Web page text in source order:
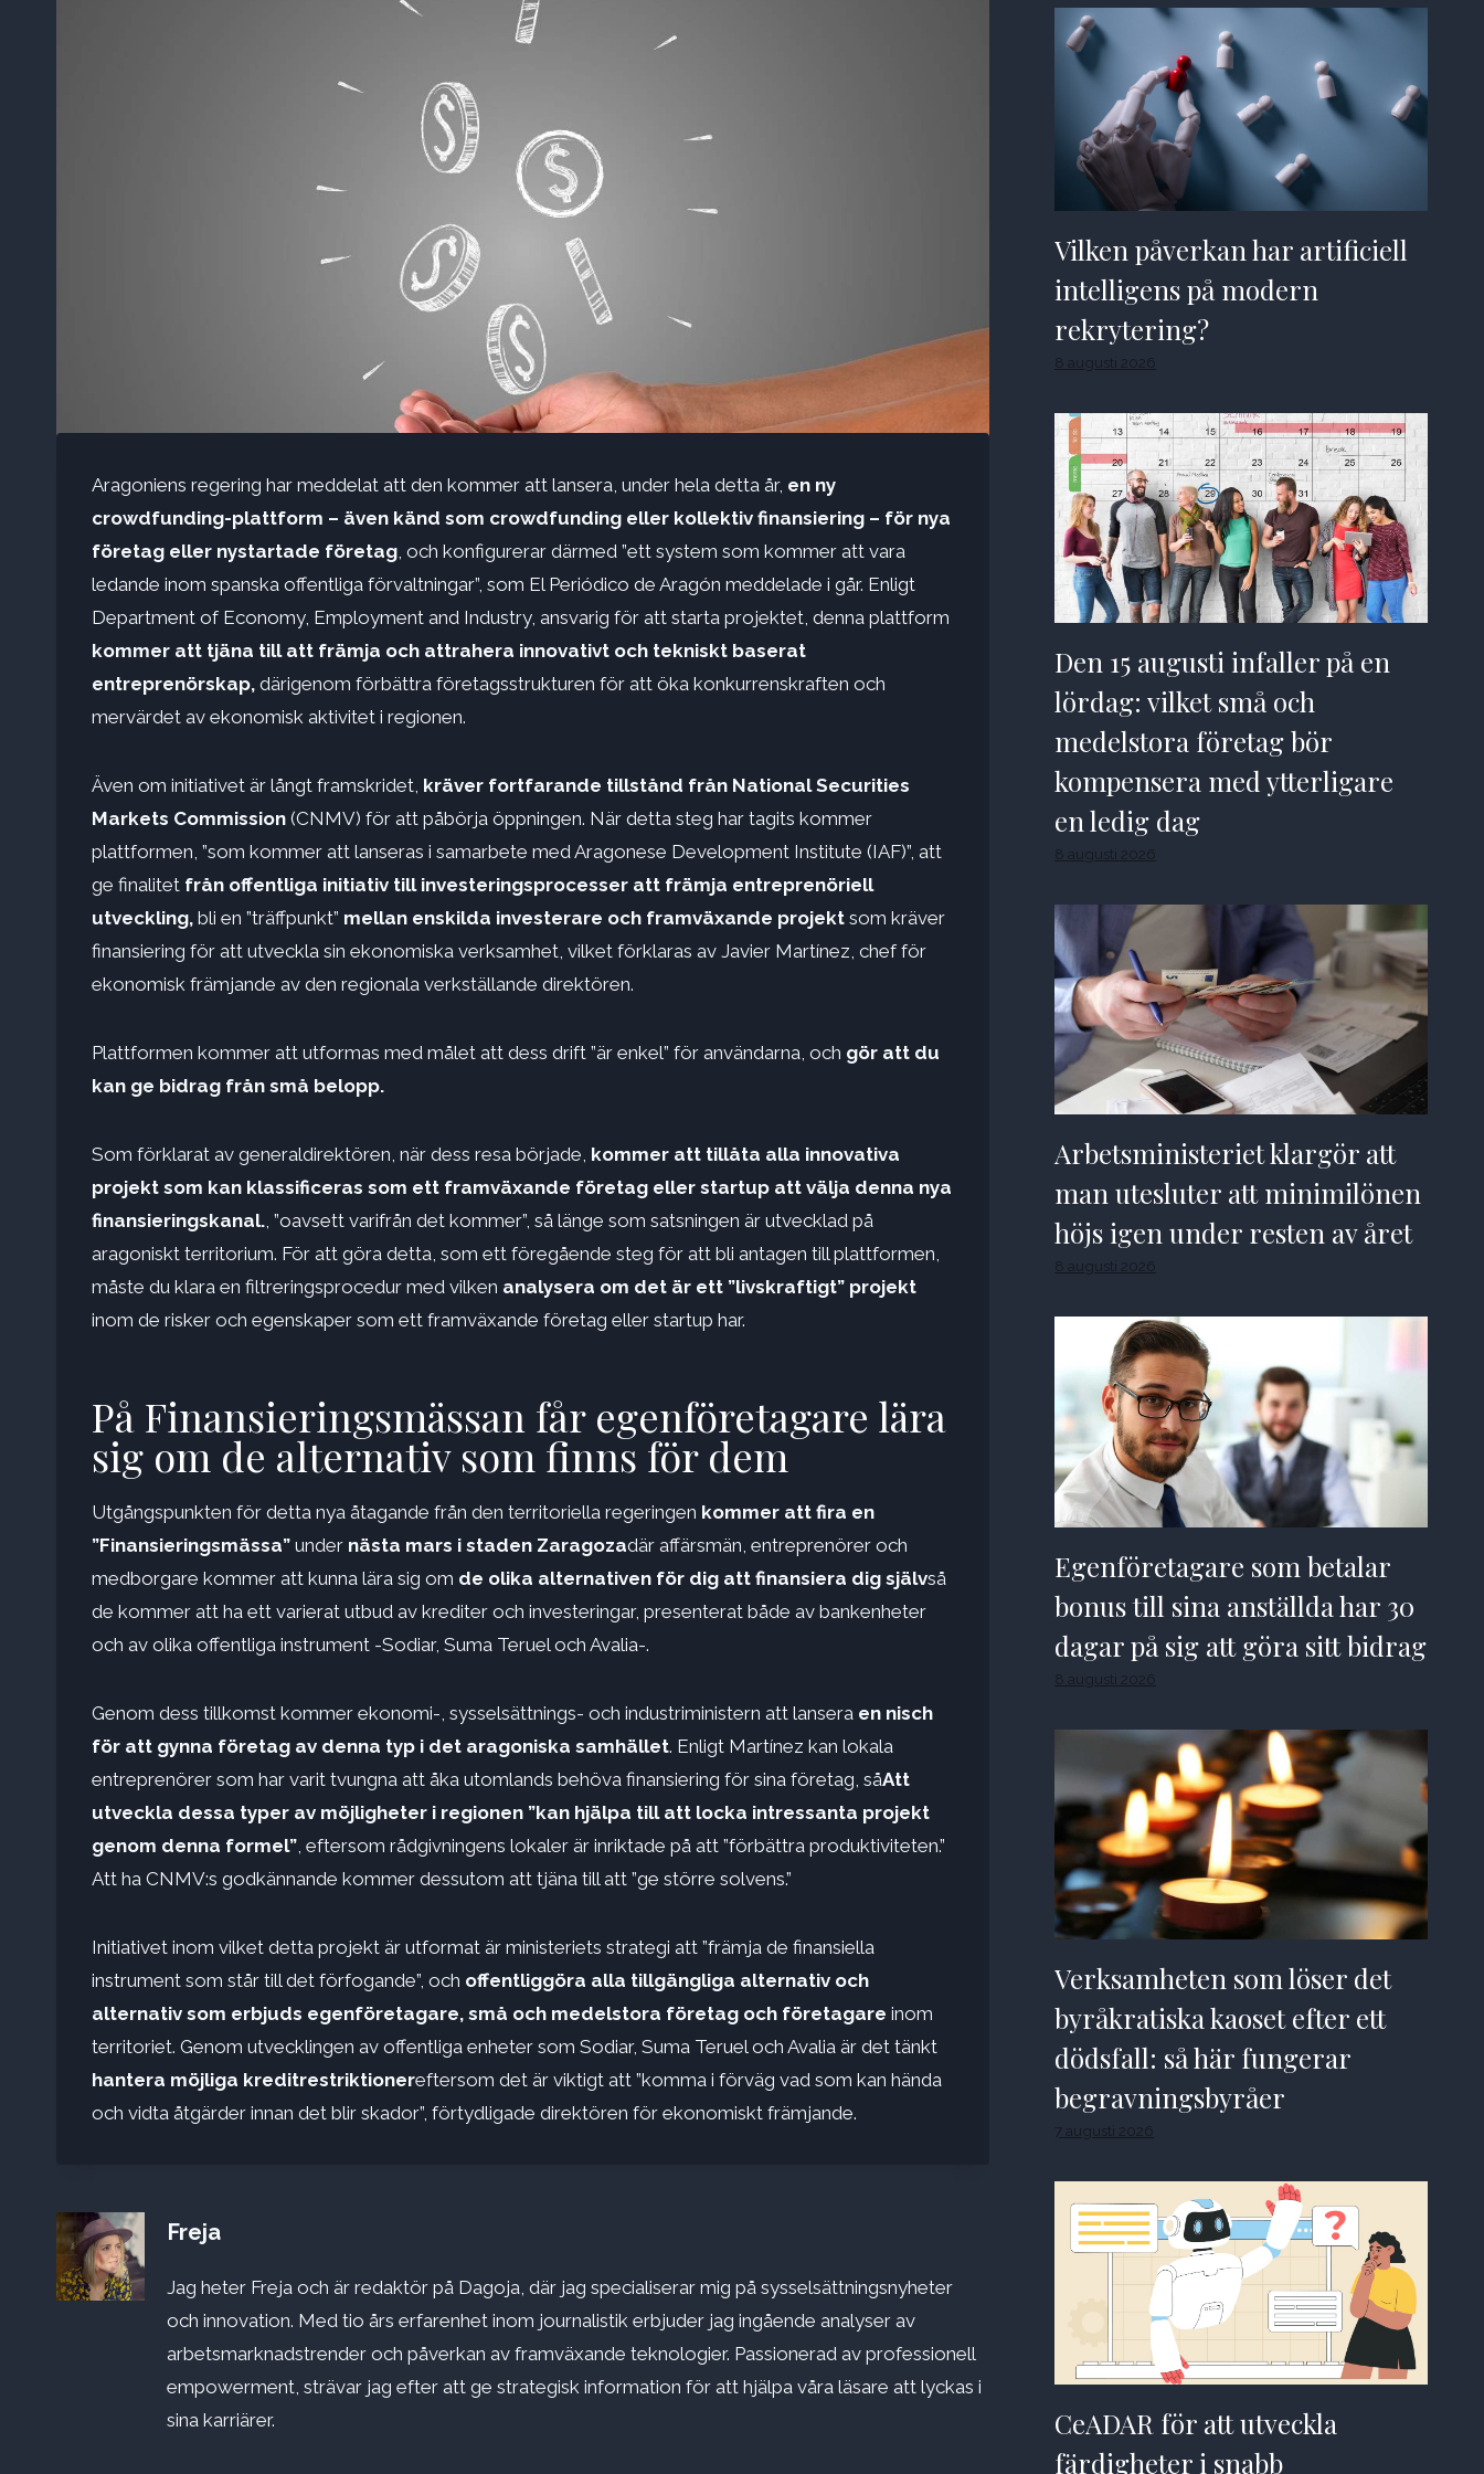
Aragoniens regering har meddelat att den kommer att lansera, under hela detta år, en ny
crowdfunding-plattform – även känd som crowdfunding eller kollektiv finansiering – för nya
företag eller nystartade företag, och konfigurerar därmed ”ett system som kommer att vara
ledande inom spanska offentliga förvaltningar”, som El Periódico de Aragón meddelade i går. Enligt
Department of Economy, Employment and Industry, ansvarig för att starta projektet, denna plattform
kommer att tjäna till att främja och attrahera innovativt och tekniskt baserat
entreprenörskap, därigenom förbättra företagsstrukturen för att öka konkurrenskraften och
mervärdet av ekonomisk aktivitet i regionen.
Även om initiativet är långt framskridet, kräver fortfarande tillstånd från National Securities
Markets Commission (CNMV) för att påbörja öppningen. När detta steg har tagits kommer
plattformen, ”som kommer att lanseras i samarbete med Aragonese Development Institute (IAF)”, att
ge finalitet från offentliga initiativ till investeringsprocesser att främja entreprenöriell
utveckling, bli en ”träffpunkt” mellan enskilda investerare och framväxande projekt som kräver
finansiering för att utveckla sin ekonomiska verksamhet, vilket förklaras av Javier Martínez, chef för
ekonomisk främjande av den regionala verkställande direktören.
Plattformen kommer att utformas med målet att dess drift ”är enkel” för användarna, och gör att du
kan ge bidrag från små belopp.
Som förklarat av generaldirektören, när dess resa började, kommer att tillåta alla innovativa
projekt som kan klassificeras som ett framväxande företag eller startup att välja denna nya
finansieringskanal., ”oavsett varifrån det kommer”, så länge som satsningen är utvecklad på
aragoniskt territorium. För att göra detta, som ett föregående steg för att bli antagen till plattformen,
måste du klara en filtreringsprocedur med vilken analysera om det är ett ”livskraftigt” projekt
inom de risker och egenskaper som ett framväxande företag eller startup har.
På Finansieringsmässan får egenföretagare lära
sig om de alternativ som finns för dem
Utgångspunkten för detta nya åtagande från den territoriella regeringen kommer att fira en
”Finansieringsmässa” under nästa mars i staden Zaragozadär affärsmän, entreprenörer och
medborgare kommer att kunna lära sig om de olika alternativen för dig att finansiera dig självså
de kommer att ha ett varierat utbud av krediter och investeringar, presenterat både av bankenheter
och av olika offentliga instrument -Sodiar, Suma Teruel och Avalia-.
Genom dess tillkomst kommer ekonomi-, sysselsättnings- och industriministern att lansera en nisch
för att gynna företag av denna typ i det aragoniska samhället. Enligt Martínez kan lokala
entreprenörer som har varit tvungna att åka utomlands behöva finansiering för sina företag, såAtt
utveckla dessa typer av möjligheter i regionen ”kan hjälpa till att locka intressanta projekt
genom denna formel”, eftersom rådgivningens lokaler är inriktade på att ”förbättra produktiviteten.”
Att ha CNMV:s godkännande kommer dessutom att tjäna till att ”ge större solvens.”
Initiativet inom vilket detta projekt är utformat är ministeriets strategi att ”främja de finansiella
instrument som står till det förfogande”, och offentliggöra alla tillgängliga alternativ och
alternativ som erbjuds egenföretagare, små och medelstora företag och företagare inom
territoriet. Genom utvecklingen av offentliga enheter som Sodiar, Suma Teruel och Avalia är det tänkt
hantera möjliga kreditrestriktionereftersom det är viktigt att ”komma i förväg vad som kan hända
och vidta åtgärder innan det blir skador”, förtydligade direktören för ekonomiskt främjande.
Freja
Jag heter Freja och är redaktör på Dagoja, där jag specialiserar mig på sysselsättningsnyheter
och innovation. Med tio års erfarenhet inom journalistik erbjuder jag ingående analyser av
arbetsmarknadstrender och påverkan av framväxande teknologier. Passionerad av professionell
empowerment, strävar jag efter att ge strategisk information för att hjälpa våra läsare att lyckas i
sina karriärer.
Vilken påverkan har artificiell
intelligens på modern
rekrytering?
8 augusti 2026
Den 15 augusti infaller på en
lördag: vilket små och
medelstora företag bör
kompensera med ytterligare
en ledig dag
8 augusti 2026
Arbetsministeriet klargör att
man utesluter att minimilönen
höjs igen under resten av året
8 augusti 2026
Egenföretagare som betalar
bonus till sina anställda har 30
dagar på sig att göra sitt bidrag
8 augusti 2026
Verksamheten som löser det
byråkratiska kaoset efter ett
dödsfall: så här fungerar
begravningsbyråer
7 augusti 2026
CeADAR för att utveckla
färdigheter i snabb